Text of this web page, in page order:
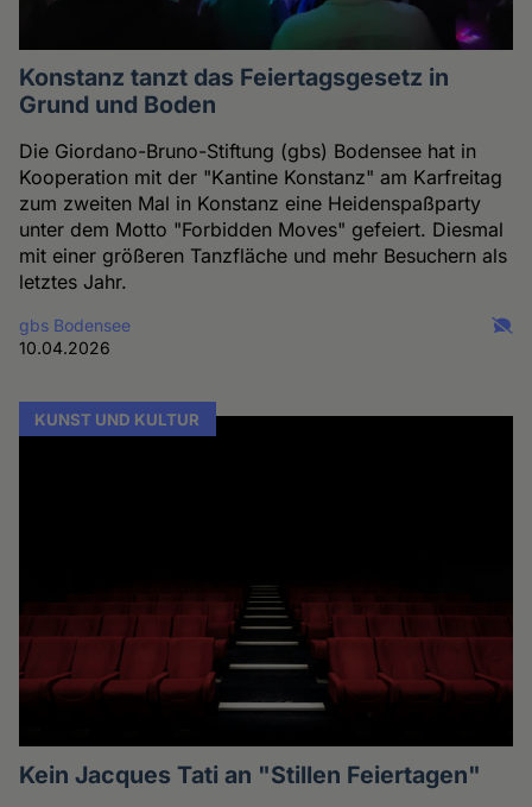
Konstanz tanzt das Feiertagsgesetz in
Grund und Boden
Die Giordano-Bruno-Stiftung (gbs) Bodensee hat in
Kooperation mit der "Kantine Konstanz" am Karfreitag
zum zweiten Mal in Konstanz eine Heidenspaßparty
unter dem Motto "Forbidden Moves" gefeiert. Diesmal
mit einer größeren Tanzfläche und mehr Besuchern als
letztes Jahr.
gbs Bodensee
10.04.2026
KUNST UND KULTUR
Kein Jacques Tati an "Stillen Feiertagen"